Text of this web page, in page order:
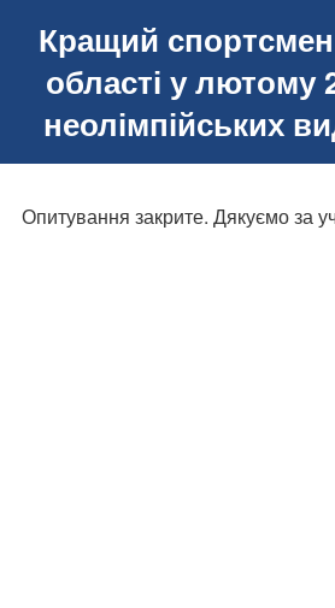
Кращий
області у лютому
неолімпійських
Опитування закрите. Дякуємо за